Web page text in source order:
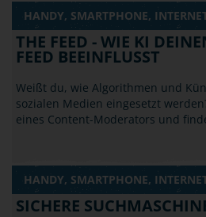
HANDY, SMARTPHONE,
THE FEED - WIE KI
FEED BEEINFLUSST
Weißt du, wie Algorithmen und
sozialen Medien eingesetzt
eines Content-Moderators und
HANDY, SMARTPHONE,
SICHERE